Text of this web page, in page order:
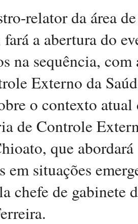
relator da área
a abertura do
na sequência,
Externo da
o contexto atual
de Controle
que
em situações
chefe de gabinete